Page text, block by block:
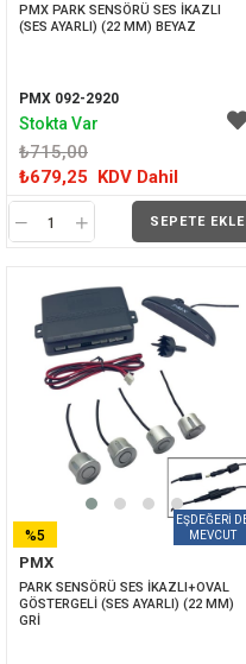
PMX PARK SENSÖRÜ SES İKAZLI
(SES AYARLI) (22 MM) BEYAZ
PMX 092-2920
₺715,00
₺679,25 KDV Dahil
SEPETE EKLE
Stokta Var
PMX
PARK SENSÖRÜ SES İKAZLI+OVAL
GÖSTERGELİ (SES AYARLI) (22 MM)
GRİ
%5
İNDIRIM